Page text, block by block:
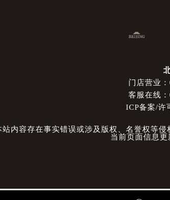
门店营业
客服在线
ICP备案/许
内容存在事实错误或涉及版权、名誉权等
当前页面信息